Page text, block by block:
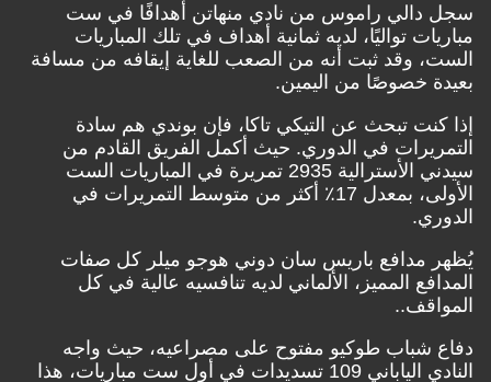
سجل دالي راموس من نادي منهاتن أهدافًا في ست
مباريات تواليًا، لديه ثمانية أهداف في تلك المباريات
الست، وقد ثبت أنه من الصعب للغاية إيقافه من مسافة
بعيدة خصوصًا من اليمين.
إذا كنت تبحث عن التيكي تاكا، فإن بوندي هم سادة
التمريرات في الدوري. حيث أكمل الفريق القادم من
سيدني الأسترالية 2935 تمريرة في المباريات الست
الأولى، بمعدل 17٪ أكثر من متوسط التمريرات في
الدوري.
يُظهر مدافع باريس سان دوني هوجو ميلر كل صفات
المدافع المميز، الألماني لديه تنافسيه عالية في كل
المواقف..
دفاع شباب طوكيو مفتوح على مصراعيه، حيث واجه
النادي الياباني 109 تسديدات في أول ست مباريات، هذا